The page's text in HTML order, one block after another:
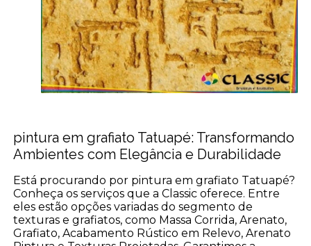
pintura em grafiato Tatuapé: Transformando
Ambientes com Elegância e Durabilidade
Está procurando por pintura em grafiato Tatuapé?
Conheça os serviços que a Classic oferece. Entre
eles estão opções variadas do segmento de
texturas e grafiatos, como Massa Corrida, Arenato,
Grafiato, Acabamento Rústico em Relevo, Arenato